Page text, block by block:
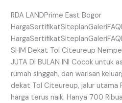
RDA LANDPrime East Bogor
SHM Dekat Tol Citeureup
JUTA DI BULAN INI Cocok untuk
rumah singgah, dan warisan
dekat Tol Citeureup, jalur utama
harga terus naik. Hanya 700